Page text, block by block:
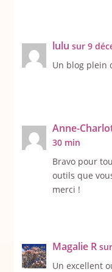
lulu sur 9
Un blog plein
Anne-
30 min
Bravo pour
outils que
merci !
Magalie R
Un excellent